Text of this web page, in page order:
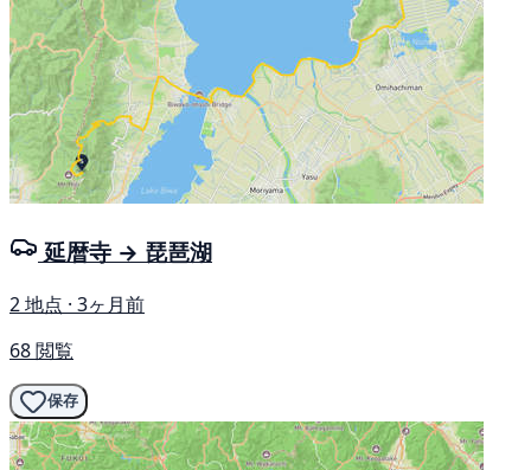
延暦寺 → 琵琶湖
2 地点 · 3ヶ月前
68 閲覧
保存